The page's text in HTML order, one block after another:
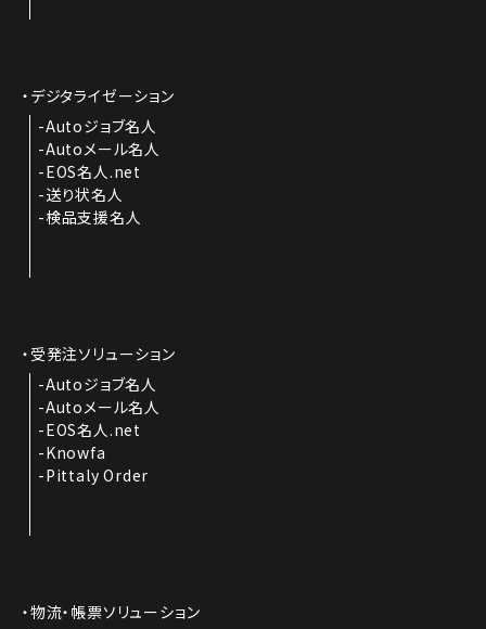
デジタライゼーション
Autoジョブ名人
Autoメール名人
EOS名人.net
送り状名人
検品支援名人
受発注ソリューション
Autoジョブ名人
Autoメール名人
EOS名人.net
Knowfa
Pittaly Order
物流・帳票ソリューション